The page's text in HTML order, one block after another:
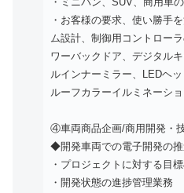
・お客様の要求、使い勝手
ム設計、制御用コントロー
ワーバックドア、デジタル
ルインナーミラー、LEDヘ
ルーフカラーイルミネーシ
④車両商品企画/商用開発・
◆開発車両での電子開発の
・プロジェクトに対する目
・開発状態の進捗管理業務